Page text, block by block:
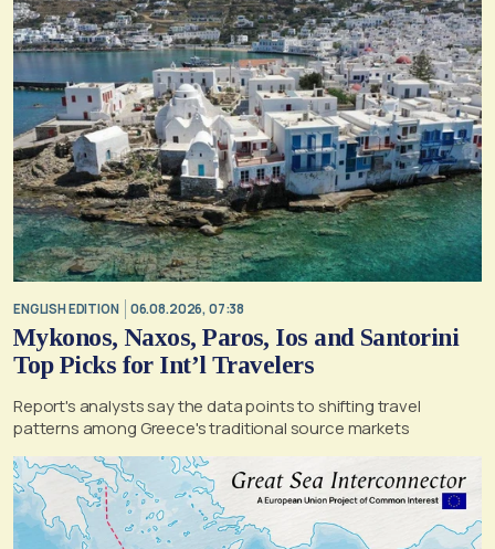
ENGLISH EDITION 06.08.2026, 07:38
Mykonos, Naxos, Paros, Ios and Santorini
Top Picks for Int’l Travelers
Report's analysts say the data points to shifting travel
patterns among Greece's traditional source markets